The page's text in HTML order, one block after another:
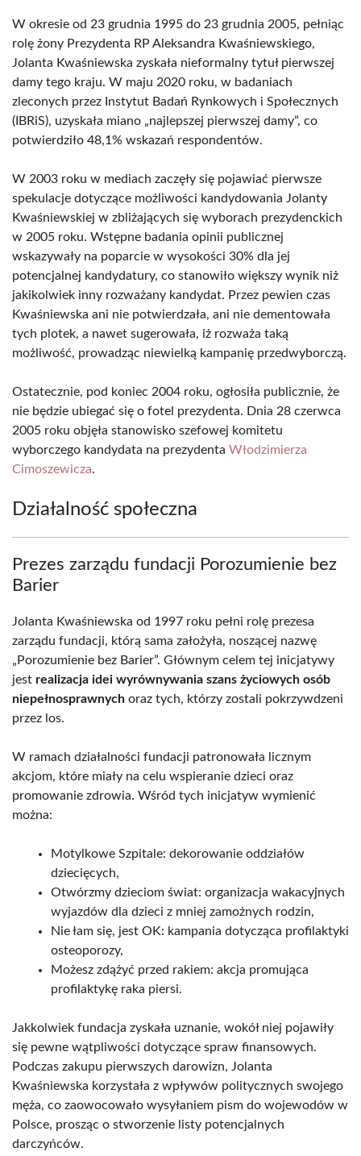
W okresie od 23 grudnia 1995 do 23 grudnia 2005, pełniąc
rolę żony Prezydenta RP Aleksandra Kwaśniewskiego,
Jolanta Kwaśniewska zyskała nieformalny tytuł pierwszej
damy tego kraju. W maju 2020 roku, w badaniach
zleconych przez Instytut Badań Rynkowych i Społecznych
(IBRiS), uzyskała miano „najlepszej pierwszej damy”, co
potwierdziło 48,1% wskazań respondentów.
W 2003 roku w mediach zaczęły się pojawiać pierwsze
spekulacje dotyczące możliwości kandydowania Jolanty
Kwaśniewskiej w zbliżających się wyborach prezydenckich
w 2005 roku. Wstępne badania opinii publicznej
wskazywały na poparcie w wysokości 30% dla jej
potencjalnej kandydatury, co stanowiło większy wynik niż
jakikolwiek inny rozważany kandydat. Przez pewien czas
Kwaśniewska ani nie potwierdzała, ani nie dementowała
tych plotek, a nawet sugerowała, iż rozważa taką
możliwość, prowadząc niewielką kampanię przedwyborczą.
Ostatecznie, pod koniec 2004 roku, ogłosiła publicznie, że
nie będzie ubiegać się o fotel prezydenta. Dnia 28 czerwca
2005 roku objęła stanowisko szefowej komitetu
wyborczego kandydata na prezydenta Włodzimierza
Cimoszewicza.
Działalność społeczna
Prezes zarządu fundacji Porozumienie bez
Barier
Jolanta Kwaśniewska od 1997 roku pełni rolę prezesa
zarządu fundacji, którą sama założyła, noszącej nazwę
„Porozumienie bez Barier”. Głównym celem tej inicjatywy
jest realizacja idei wyrównywania szans życiowych osób
niepełnosprawnych oraz tych, którzy zostali pokrzywdzeni
przez los.
W ramach działalności fundacji patronowała licznym
akcjom, które miały na celu wspieranie dzieci oraz
promowanie zdrowia. Wśród tych inicjatyw wymienić
można:
Motylkowe Szpitale: dekorowanie oddziałów
dziecięcych,
Otwórzmy dzieciom świat: organizacja wakacyjnych
wyjazdów dla dzieci z mniej zamożnych rodzin,
Nie łam się, jest OK: kampania dotycząca profilaktyki
osteoporozy,
Możesz zdążyć przed rakiem: akcja promująca
profilaktykę raka piersi.
Jakkolwiek fundacja zyskała uznanie, wokół niej pojawiły
się pewne wątpliwości dotyczące spraw finansowych.
Podczas zakupu pierwszych darowizn, Jolanta
Kwaśniewska korzystała z wpływów politycznych swojego
męża, co zaowocowało wysyłaniem pism do wojewodów w
Polsce, prosząc o stworzenie listy potencjalnych
darczyńców.